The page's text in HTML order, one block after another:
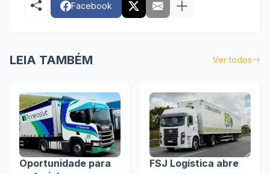
Facebook
LEIA TAMBÉM Ver todos
Oportunidade para
FSJ Logística abre